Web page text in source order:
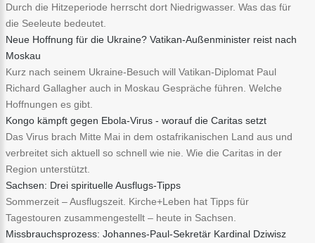
Durch die Hitzeperiode herrscht dort Niedrigwasser. Was das für
die Seeleute bedeutet.
Neue Hoffnung für die Ukraine? Vatikan-Außenminister reist nach
Moskau
Kurz nach seinem Ukraine-Besuch will Vatikan-Diplomat Paul
Richard Gallagher auch in Moskau Gespräche führen. Welche
Hoffnungen es gibt.
Kongo kämpft gegen Ebola-Virus - worauf die Caritas setzt
Das Virus brach Mitte Mai in dem ostafrikanischen Land aus und
verbreitet sich aktuell so schnell wie nie. Wie die Caritas in der
Region unterstützt.
Sachsen: Drei spirituelle Ausflugs-Tipps
Sommerzeit – Ausflugszeit. Kirche+Leben hat Tipps für
Tagestouren zusammengestellt – heute in Sachsen.
Missbrauchsprozess: Johannes-Paul-Sekretär Kardinal Dziwisz